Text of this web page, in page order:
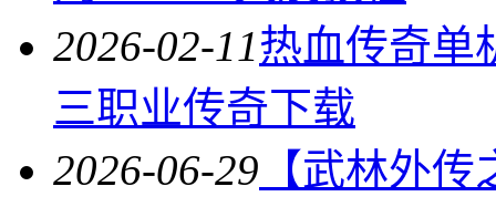
2026-02-11热血传奇单
三职业传奇下载
2026-06-29 【武林外